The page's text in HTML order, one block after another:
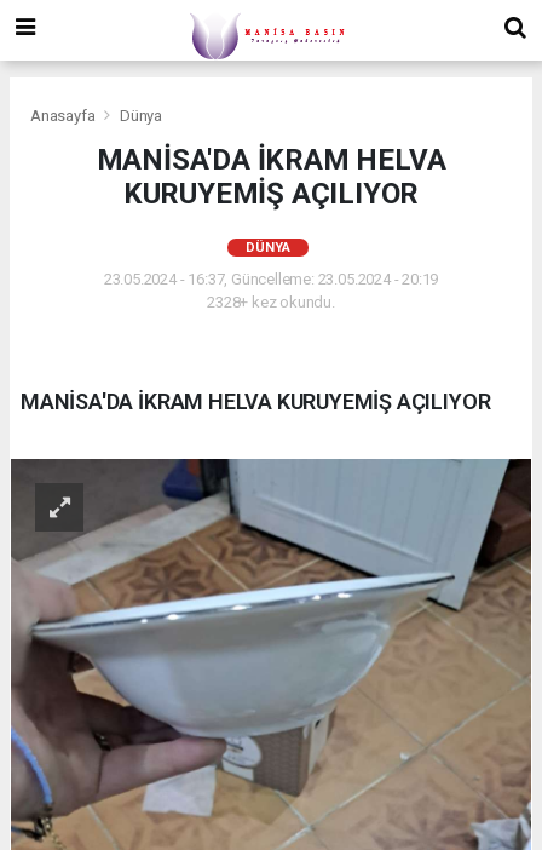
Anasayfa Dünya
MANİSA'DA İKRAM HELVA
KURUYEMİŞ AÇILIYOR
DÜNYA
23.05.2024 - 16:37, Güncelleme: 23.05.2024 - 20:19
2328+ kez okundu.
MANİSA'DA İKRAM HELVA KURUYEMİŞ AÇILIYOR